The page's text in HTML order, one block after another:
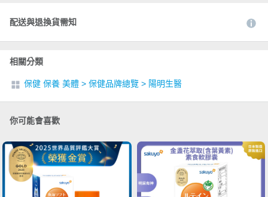
配送與退換貨需知
相關分類
保健 保養 美體 > 保健品牌總覽 > 陽明生醫
你可能會喜歡